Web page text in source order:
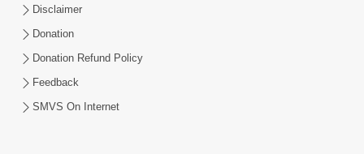
Disclaimer
Donation
Donation Refund Policy
Feedback
SMVS On Internet